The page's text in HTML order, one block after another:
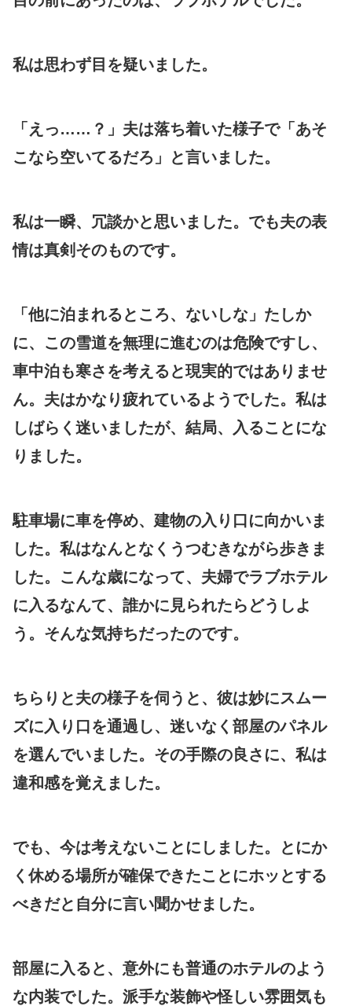
私は思わず目を疑いました。
「えっ……？」夫は落ち着いた様子で「あそ
こなら空いてるだろ」と言いました。
私は一瞬、冗談かと思いました。でも夫の表
情は真剣そのものです。
「他に泊まれるところ、ないしな」たしか
に、この雪道を無理に進むのは危険ですし、
車中泊も寒さを考えると現実的ではありませ
ん。夫はかなり疲れているようでした。私は
しばらく迷いましたが、結局、入ることにな
りました。
駐車場に車を停め、建物の入り口に向かいま
した。私はなんとなくうつむきながら歩きま
した。こんな歳になって、夫婦でラブホテル
に入るなんて、誰かに見られたらどうしよ
う。そんな気持ちだったのです。
ちらりと夫の様子を伺うと、彼は妙にスムー
ズに入り口を通過し、迷いなく部屋のパネル
を選んでいました。その手際の良さに、私は
違和感を覚えました。
でも、今は考えないことにしました。とにか
く休める場所が確保できたことにホッとする
べきだと自分に言い聞かせました。
部屋に入ると、意外にも普通のホテルのよう
な内装でした。派手な装飾や怪しい雰囲気も